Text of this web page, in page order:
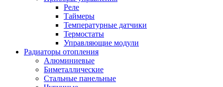
Реле
Таймеры
Температурные датчики
Термостаты
Управляющие модули
Радиаторы отопления
Алюминиевые
Биметаллические
Стальные панельные